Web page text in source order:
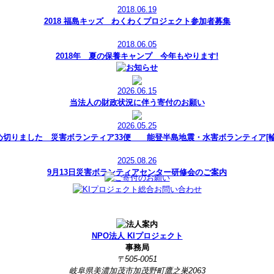
2018.06.19
2018 福島キッズ わくわくプロジェクト参加者募集
2018.06.05
2018年 夏の保養キャンプ 今年もやります!
2026.06.15
当法人の財政状況に伴う寄付のお願い
2026.05.25
切りました 災害ボランティア33便 能登半島地震・水害ボランティア[
2025.08.26
9月13日災害ボランティアセンター研修会のご案内
NPO法人 KIプロジェクト
事務局
〒505-0051
岐阜県美濃加茂市加茂野町鷹之巣2063